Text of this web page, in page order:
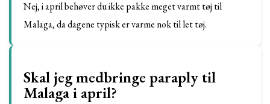
Nej, i april behøver du ikke pakke meget varmt tøj til
Malaga, da dagene typisk er varme nok til let tøj.
Skal jeg medbringe paraply til
Malaga i april?